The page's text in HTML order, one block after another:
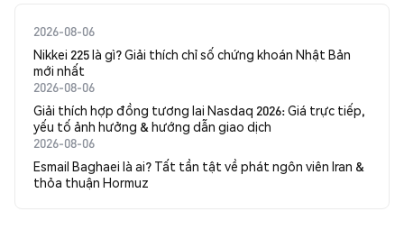
2026-08-06
Nikkei 225 là gì? Giải thích chỉ số chứng khoán Nhật Bản
mới nhất
2026-08-06
Giải thích hợp đồng tương lai Nasdaq 2026: Giá trực tiếp,
yếu tố ảnh hưởng & hướng dẫn giao dịch
2026-08-06
Esmail Baghaei là ai? Tất tần tật về phát ngôn viên Iran &
thỏa thuận Hormuz